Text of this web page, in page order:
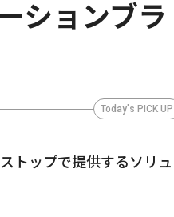
ションブラ
Today's PICK UP
トップで提供するソリュ